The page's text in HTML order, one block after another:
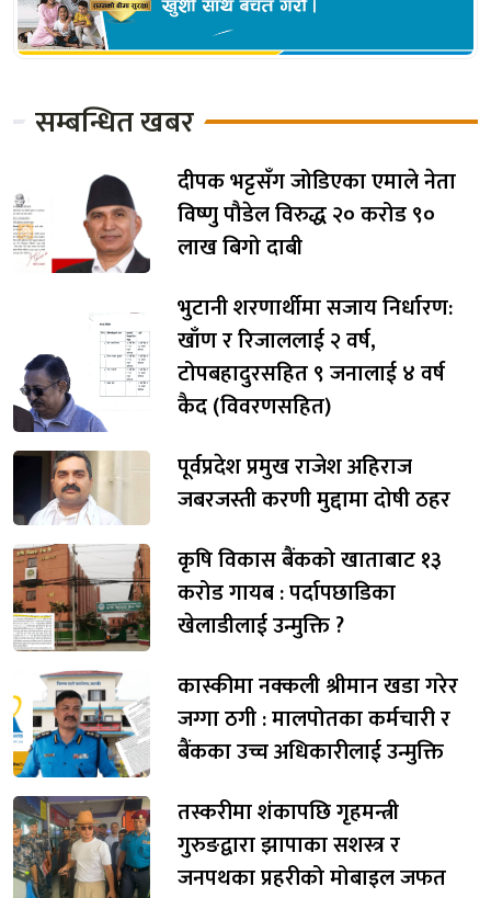
सम्बन्धित खबर
दीपक भट्टसँग जोडिएका एमाले नेता
विष्णु पौडेल विरुद्ध २० करोड ९०
लाख बिगो दाबी
भुटानी शरणार्थीमा सजाय निर्धारण:
खाँण र रिजाललाई २ वर्ष,
टोपबहादुरसहित ९ जनालाई ४ वर्ष
कैद (विवरणसहित)
पूर्वप्रदेश प्रमुख राजेश अहिराज
जबरजस्ती करणी मुद्दामा दोषी ठहर
कृषि विकास बैंकको खाताबाट १३
करोड गायब : पर्दापछाडिका
खेलाडीलाई उन्मुक्ति ?
कास्कीमा नक्कली श्रीमान खडा गरेर
जग्गा ठगी : मालपोतका कर्मचारी र
बैंकका उच्च अधिकारीलाई उन्मुक्ति
तस्करीमा शंकापछि गृहमन्त्री
गुरुङद्वारा झापाका सशस्त्र र
जनपथका प्रहरीको मोबाइल जफत